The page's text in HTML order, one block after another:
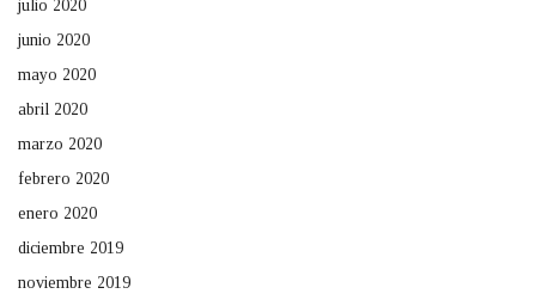
julio 2020
junio 2020
mayo 2020
abril 2020
marzo 2020
febrero 2020
enero 2020
diciembre 2019
noviembre 2019